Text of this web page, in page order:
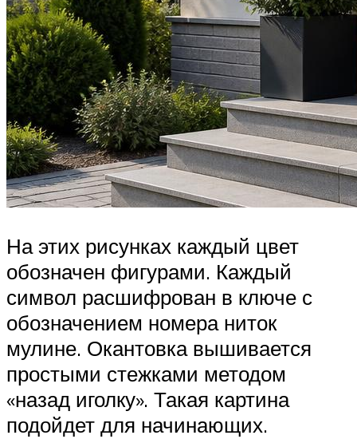
На этих рисунках каждый цвет
обозначен фигурами. Каждый
символ расшифрован в ключе с
обозначением номера ниток
мулине. Окантовка вышивается
простыми стежками методом
«назад иголку». Такая картина
подойдет для начинающих.